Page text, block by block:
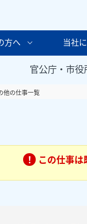
方へ 当社
官公庁・市
他の仕事一覧
この仕事は